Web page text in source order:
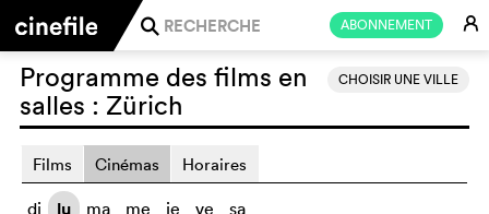
ABONNEMENT E
j
CHOISIR UNE VILLE
Programme des films en
salles : Zürich
Films Cinémas Horaires
di lu ma me je ve sa